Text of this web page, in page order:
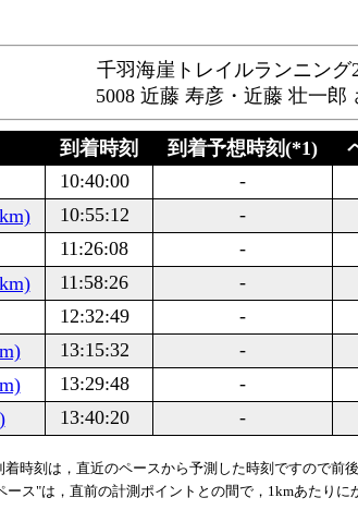
千羽海崖トレイルランニング
5008 近藤 寿彦・近藤 壮一郎
到着時刻 到着予想時刻(*1)
10:40:00
-
10:55:12 -
11:26:08
-
11:58:26 -
12:32:49
-
13:15:32 -
13:29:48 -
13:40:20 -
着時刻は，直近のペースから予測した時刻ですので前
ース"は，直前の計測ポイントとの間で，1kmあたりに